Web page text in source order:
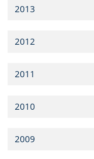
2013
2012
2011
2010
2009